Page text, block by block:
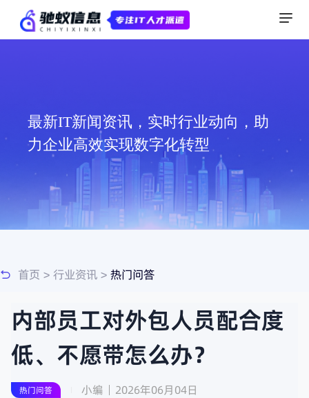
最新IT新闻资讯，实时行业动向，助
力企业高效实现数字化转型
首页 > 行业资讯 > 热门问答
内部员工对外包人员配合度
低、不愿带怎么办？
热门问答 小编 2026年06月04日